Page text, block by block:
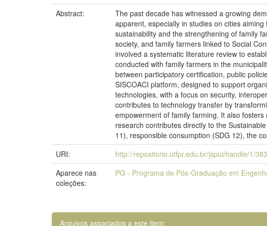
Abstract:
The past decade has witnessed a growing
apparent, especially in studies on cities
sustainability and the strengthening of family
society, and family farmers linked to Social
involved a systematic literature review to
conducted with family farmers in the
between participatory certification, public
SISCOACI platform, designed to support
technologies, with a focus on security,
contributes to technology transfer by
empowerment of family farming. It also
research contributes directly to the
11), responsible consumption (SDG 12), the
URI:
http://repositorio.utfpr.edu.br/jspui/handle/1/
Aparece nas
coleções:
PG - Programa de Pós-Graduação em
Arquivos associados a este item: